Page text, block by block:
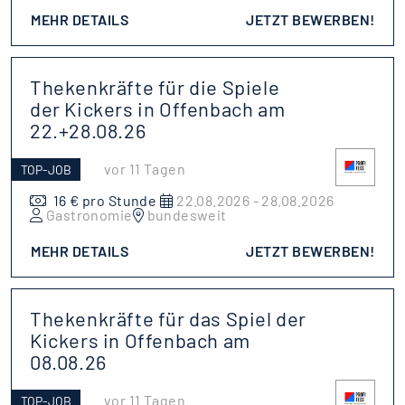
MEHR DETAILS JETZT BEWERBEN!
Thekenkräfte für die Spiele
der Kickers in Offenbach am
22.+28.08.26
TOP-JOB
vor 11 Tagen
16 € pro Stunde
22.08.2026 - 28.08.2026
Gastronomie
bundesweit
MEHR DETAILS JETZT BEWERBEN!
Thekenkräfte für das Spiel der
Kickers in Offenbach am
08.08.26
TOP-JOB
vor 11 Tagen